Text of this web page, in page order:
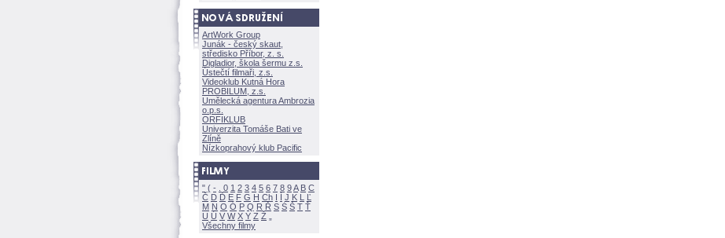
ArtWork Group
Junák - český skaut,
středisko Příbor, z. s.
Digladior, škola šermu z.s.
Ústečtí filmaři, z.s.
Videoklub Kutná Hora
PROBILUM, z.s.
Umělecká agentura Ambrozia
o.p.s.
ORFIKLUB
Univerzita Tomáše Bati ve
Zlíně
Nízkoprahový klub Pacific
" ( - 0 1 2 3 4 5 6 7 8 9A B C
Č D Ď E F G H Ch I Í J K L
Ľ
M N O Ó P Q R Ř S Ś T Ť
U Ú V W X Y Z
Všechny filmy